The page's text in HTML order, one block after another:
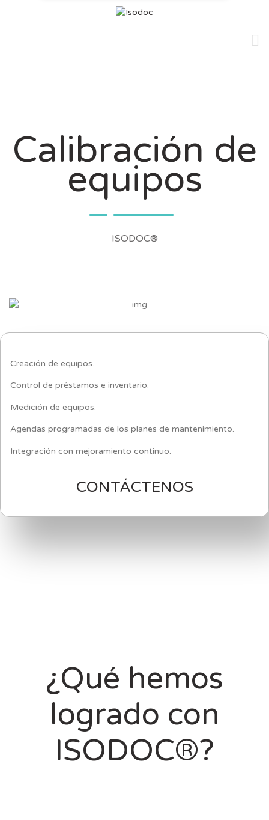
Calibración de
equipos
ISODOC®
Creación de equipos.
Control de préstamos e inventario.
Medición de equipos.
Agendas programadas de los planes de mantenimiento.
Integración con mejoramiento continuo.
CONTÁCTENOS
¿Qué hemos
logrado con
ISODOC®?